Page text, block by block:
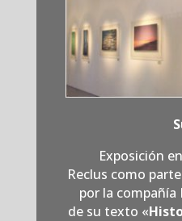
Exposición
Reclus como
por la compañía
de su texto «